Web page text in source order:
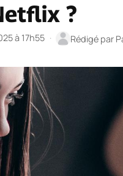
?
à 17h55 · Rédigé par